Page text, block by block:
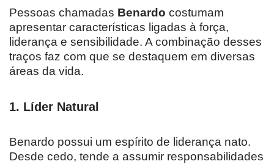
Pessoas chamadas Benardo costumam
apresentar características ligadas à força,
liderança e sensibilidade. A combinação desses
traços faz com que se destaquem em diversas
áreas da vida.
1. Líder Natural
Benardo possui um espírito de liderança nato.
Desde cedo, tende a assumir responsabilidades